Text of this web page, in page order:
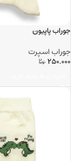
جوراب پاپیون
جوراب اسپرت
250.000